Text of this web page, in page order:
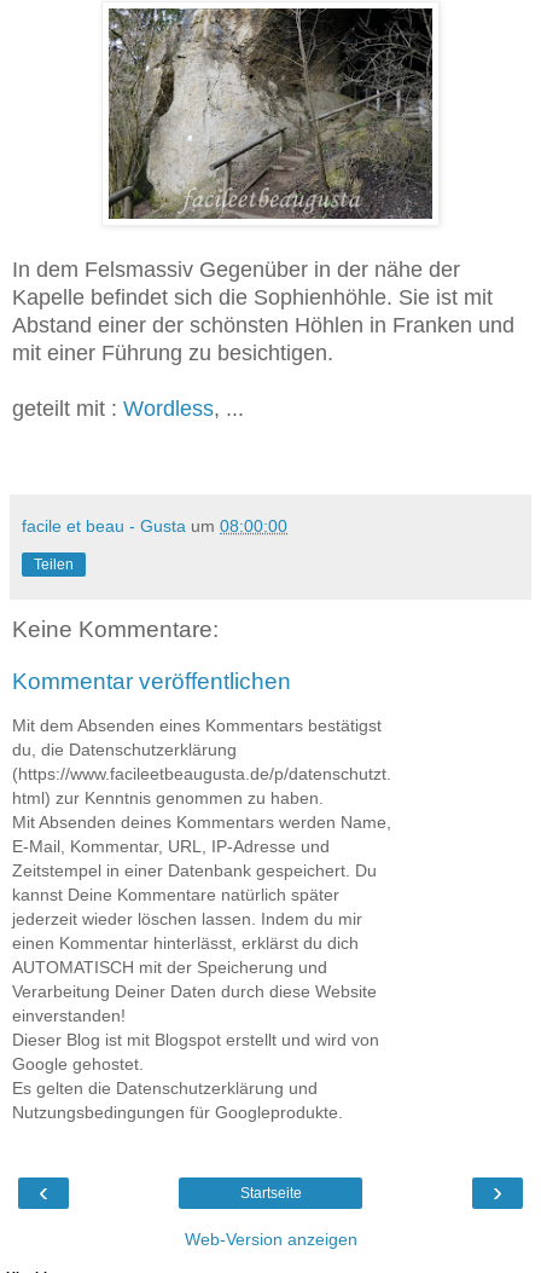
In dem Felsmassiv Gegenüber in der nähe der
Kapelle befindet sich die Sophienhöhle. Sie ist mit
Abstand einer der schönsten Höhlen in Franken und
mit einer Führung zu besichtigen.
geteilt mit : Wordless, ...
facile et beau - Gusta um 08:00:00
Teilen
Keine Kommentare:
Kommentar veröffentlichen
Mit dem Absenden eines Kommentars bestätigst
du, die Datenschutzerklärung
(https://www.facileetbeaugusta.de/p/datenschutzt.
html) zur Kenntnis genommen zu haben.
Mit Absenden deines Kommentars werden Name,
E-Mail, Kommentar, URL, IP-Adresse und
Zeitstempel in einer Datenbank gespeichert. Du
kannst Deine Kommentare natürlich später
jederzeit wieder löschen lassen. Indem du mir
einen Kommentar hinterlässt, erklärst du dich
AUTOMATISCH mit der Speicherung und
Verarbeitung Deiner Daten durch diese Website
einverstanden!
Dieser Blog ist mit Blogspot erstellt und wird von
Google gehostet.
Es gelten die Datenschutzerklärung und
Nutzungsbedingungen für Googleprodukte.
‹ ›
Startseite
Web-Version anzeigen